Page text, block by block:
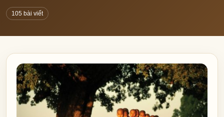
105 bài viết